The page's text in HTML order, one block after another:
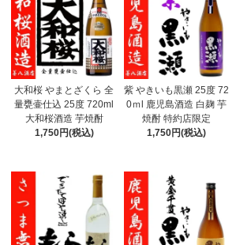
大和桜 やまとざくら 全
量甕壷仕込 25度 720ml
大和桜酒造 芋焼酎
1,750円(税込)
紫 やきいも黒瀬 25度 72
0ｍl 鹿児島酒造 白麹 芋
焼酎 特約店限定
1,750円(税込)